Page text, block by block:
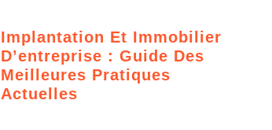
Implantation Et Immobilier
D’entreprise : Guide Des
Meilleures Pratiques
Actuelles